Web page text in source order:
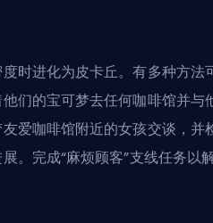
时进化为皮卡丘。有多种方法
们的宝可梦去任何咖啡馆并与
爱咖啡馆附近的女孩交谈，并
。完成“麻烦顾客”支线任务以